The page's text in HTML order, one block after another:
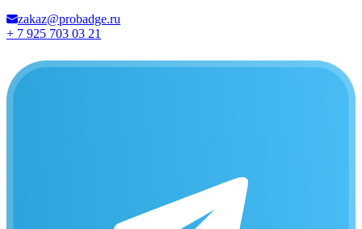
zakaz@probadge.ru
+ 7 925 703 03 21